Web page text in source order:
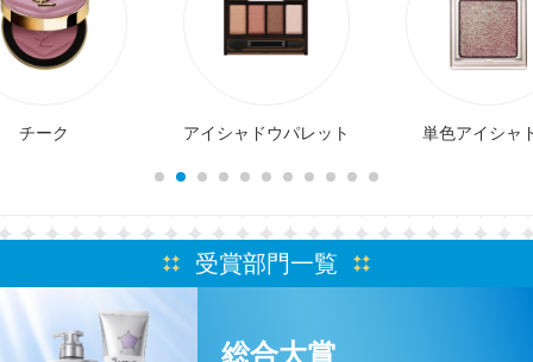
チーク アイシャドウパレット 単色アイシャ
受賞部門一覧
総合大賞